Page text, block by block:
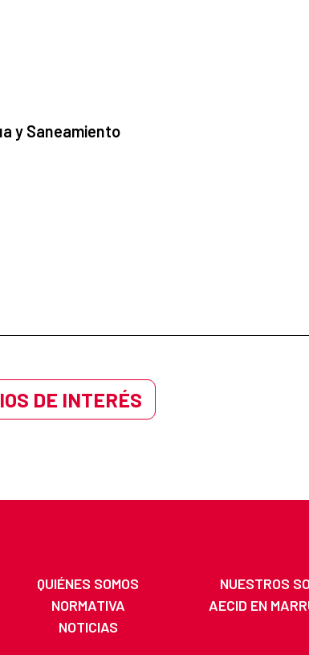
y Saneamiento
DE INTERÉS
QUIÉNES SOMOS NUESTROS
NORMATIVA
AECID EN
NOTICIAS